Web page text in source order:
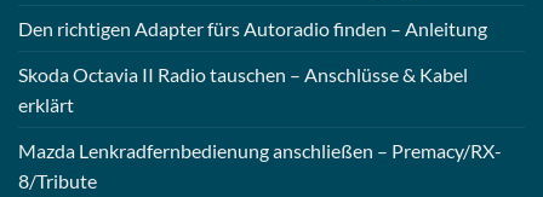
Den richtigen Adapter fürs Autoradio finden – Anleitung
Skoda Octavia II Radio tauschen – Anschlüsse & Kabel
erklärt
Mazda Lenkradfernbedienung anschließen – Premacy/RX-
8/Tribute